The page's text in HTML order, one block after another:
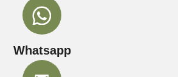
Whatsapp